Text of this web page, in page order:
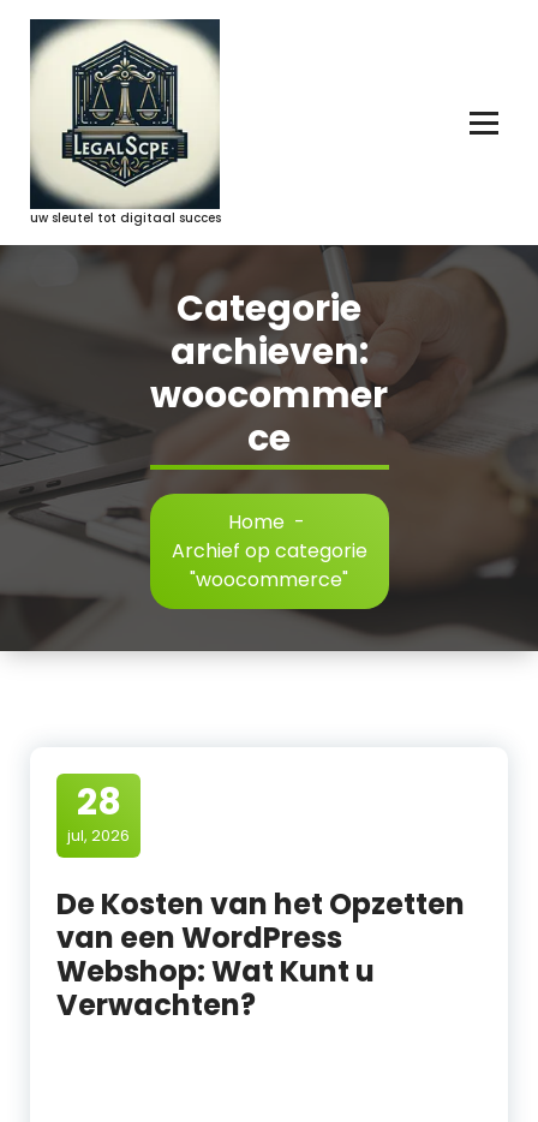
naar
uw sleutel tot digitaal succes
Categorie
archieven:
woocommer
ce
Home -
Archief op categorie
"woocommerce"
28
jul, 2026
De Kosten van het Opzetten
van een WordPress
Webshop: Wat Kunt u
Verwachten?